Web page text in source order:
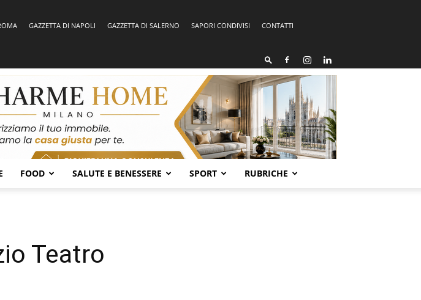
GAZZETTA DI NAPOLI GAZZETTA DI SALERNO SAPORI CONDIVISI
CONTATTI
FOOD SALUTE E BENESSERE SPORT RUBRICHE
Teatro